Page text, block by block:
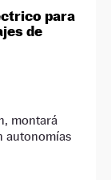
para
de
montará
autonomías